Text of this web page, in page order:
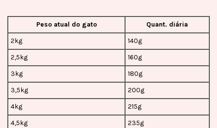
Peso atual do gato
Quant. diária
2kg
140g
2,5kg
160g
3kg
180g
3,5kg
200g
4kg
215g
4,5kg
235g